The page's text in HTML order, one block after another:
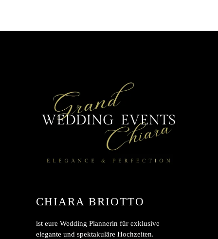
CHIARA BRIOTTO
ist eure Wedding Plannerin für exklusive
elegante und spektakuläre Hochzeiten.